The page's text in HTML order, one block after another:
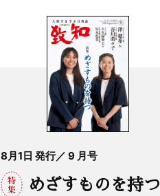
8月1日 発行／ 9 月号
めざすものを持つ